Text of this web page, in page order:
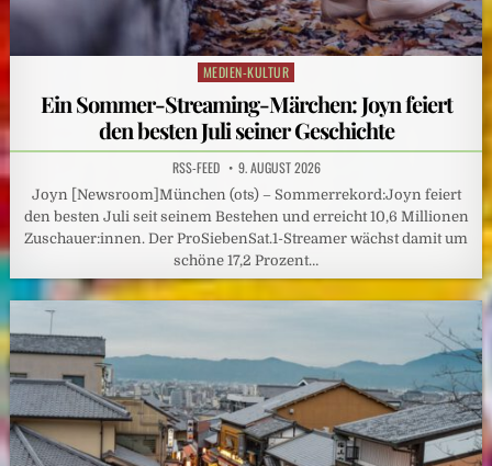
Posted
MEDIEN-KULTUR
Ein Sommer-Streaming-Märchen: Joyn feiert
den besten Juli seiner Geschichte
RSS-FEED 9. AUGUST 2026
Joyn [Newsroom]München (ots) – Sommerrekord:Joyn feiert
den besten Juli seit seinem Bestehen und erreicht 10,6 Millionen
Zuschauer:innen. Der ProSiebenSat.1-Streamer wächst damit um
schöne 17,2 Prozent…